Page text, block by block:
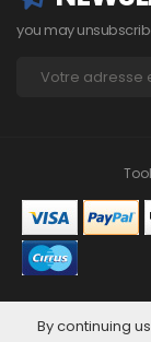
you may
By continuing